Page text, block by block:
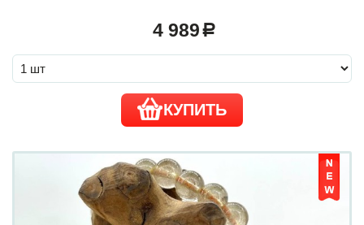
4 989 a
КУПИТЬ